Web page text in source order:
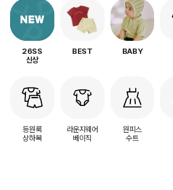
26SS
신상
BEST BABY
등원룩
상하복
라운지웨어
베이직
원피스
수트